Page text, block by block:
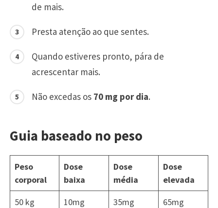
de mais.
Presta atenção ao que sentes.
Quando estiveres pronto, pára de
acrescentar mais.
Não excedas os 70 mg por dia.
Guia baseado no peso
Peso
corporal
Dose
baixa
Dose
média
Dose
elevada
50 kg
10mg 35mg
65mg